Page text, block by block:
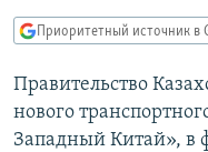
Вернутся
поиску
КАВКАЗ.РЕАЛИИ
СЕВЕР.РЕАЛИИ
СИБИРЬ.РЕАЛИИ
Приоритетный источник в
Правительство
нового
Западный Китай», в